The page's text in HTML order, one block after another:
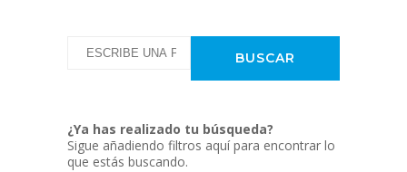
¿Ya has realizado tu búsqueda?
Sigue añadiendo filtros aquí para encontrar lo
que estás buscando.